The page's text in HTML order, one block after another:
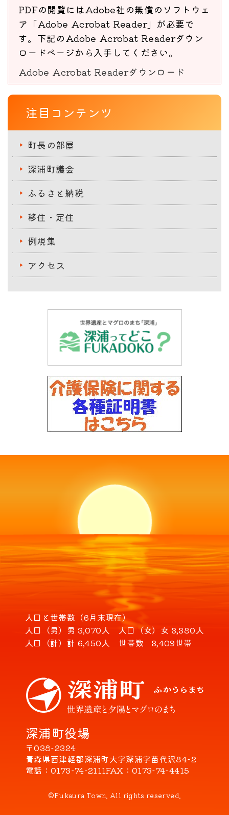
PDFの閲覧にはAdobe社の無償のソフトウェ
ア「Adobe Acrobat Reader」が必要で
す。下記のAdobe Acrobat Readerダウン
ロードページから入手してください。
Adobe Acrobat Readerダウンロード
注目コンテンツ
町長の部屋
深浦町議会
ふるさと納税
移住・定住
例規集
アクセス
深浦町役場
〒038-2324
青森県西津軽郡深浦町大字深浦字苗代沢84-2
電話
0173-74-2111FAX 0173-74-4415
人口と世帯数（6月末現在）
人口（男） 男 3,070人 人口（女） 女 3,380人
人口（計） 計 6,450人 世帯数 3,409世帯
©Fukaura Town. All rights reserved.